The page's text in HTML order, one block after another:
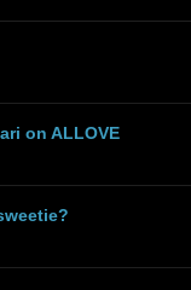
on ALLOVE